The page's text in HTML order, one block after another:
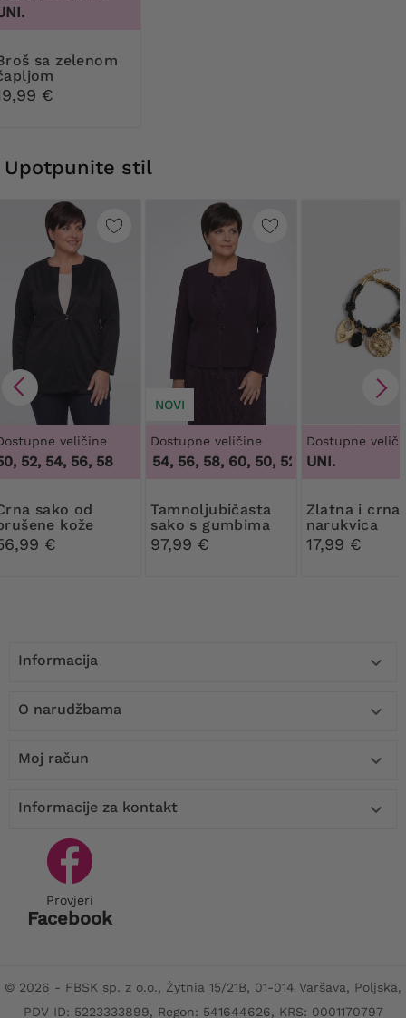
€
Upotpunite stil
veličine
52, 54, 56, 58
od
kože
€
NOVI
Dostupne veličine
50, 52, 54, 56, 58, 60, 50, 52, 54, 56, 58, 60
Tamnoljubičasta
sako s gumbima
97,99 €
Dostupne
UNI.
Zlatna i crna
narukvica
17,99 €
Informacija 
O narudžbama 
Moj račun 
Informacije za kontakt 
Provjeri
Facebook
© 2026 - FBSK sp. z o.o., Żytnia 15/21B, 01-014 Varšava, Poljska,
PDV ID: 5223333899, Regon: 541644626, KRS: 0001170797